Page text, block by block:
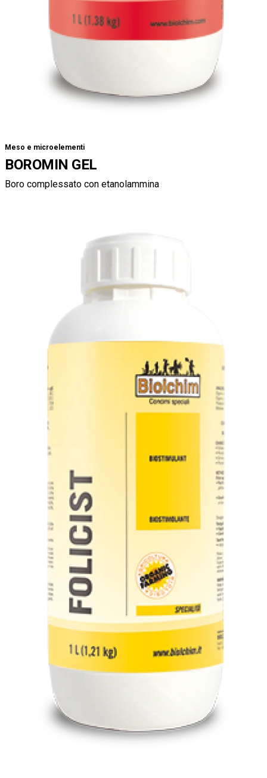
Meso e microelementi
BOROMIN GEL
Boro complessato con etanolammina